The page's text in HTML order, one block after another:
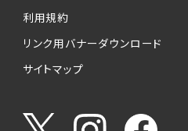
(1)お客様が求人応募フォ
送信した事業主（広告主
お客様が求職活動・応
うやりとり・情報提供（
利用規約
リンク用バナーダウンロード
サイトマップ